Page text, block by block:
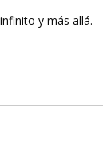
y más allá.